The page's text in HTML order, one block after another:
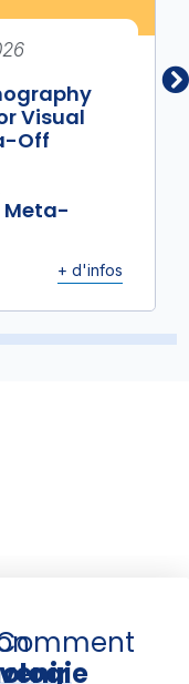
Visual
Off
Meta-
+ d'infos
venir